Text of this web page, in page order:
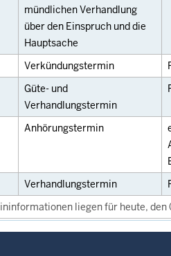
mündlichen Verhandlung
über den Einspruch und die
Hauptsache
Verkündungstermin
Güte- und
Verhandlungstermin
Anhörungstermin
Verhandlungstermin
liegen für heute,